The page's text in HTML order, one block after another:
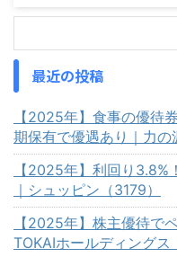
最近の投稿
【2025年】食事の優待
期保有で優遇あり｜力の
【2025年】利回り
｜シュッピン（3179）
【2025年】株主優待で
TOKAIホールディングス